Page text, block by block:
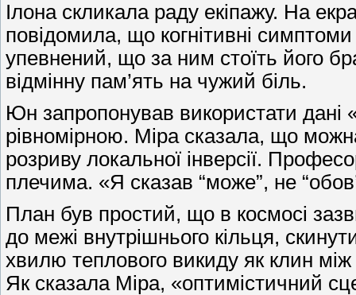
Ілона скликала раду екіпажу. На
повідомила, що когнітивні
упевнений, що за ним стоїть його
відмінну пам’ять на чужий біль.
Юн запропонував використати дані
рівномірною. Міра сказала, що
розриву локальної інверсії.
плечима. «Я сказав “може”, не
План був простий, що в космосі
до межі внутрішнього кільця,
хвилю теплового викиду як клин
Як сказала Міра, «оптимістичний